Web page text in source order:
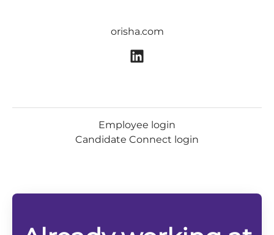
orisha.com
Employee login
Candidate Connect login